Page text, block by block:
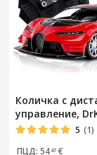
Количка с
управление,
Bugatti, с
5 (1)
ПЦД: 5447 €